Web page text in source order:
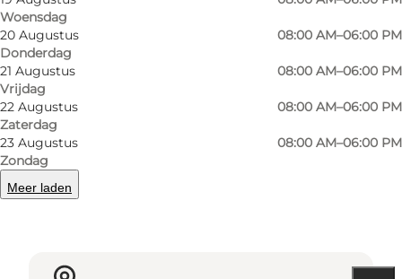
Woensdag
20 Augustus
Donderdag
08:00 AM–06:00 PM
21 Augustus
Vrijdag
08:00 AM–06:00 PM
22 Augustus
Zaterdag
08:00 AM–06:00 PM
23 Augustus
Zondag
08:00 AM–06:00 PM
Meer laden
Lees meer